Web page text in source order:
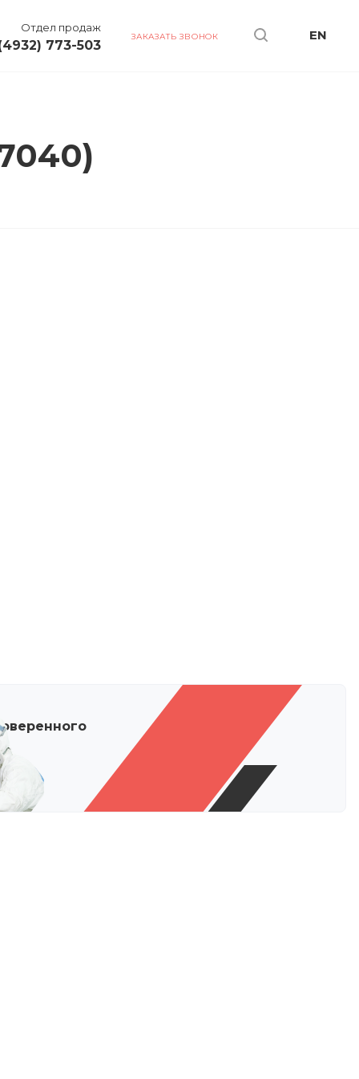
EN
Отдел продаж
773-503
ЗАКАЗАТЬ ЗВОНОК